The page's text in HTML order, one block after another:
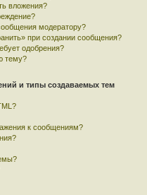
вложения?
модератору?
при создании сообщения?
одобрения?
тему?
и типы создаваемых тем
к сообщениям?